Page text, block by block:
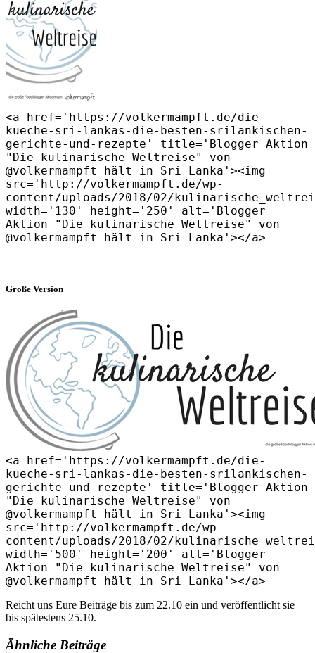
<a href='https://volkermampft.de/die-
kueche-sri-lankas-die-besten-srilankischen-
gerichte-und-rezepte' title='Blogger Aktion
"Die kulinarische Weltreise" von
@volkermampft hält in Sri Lanka'><img
src='http://volkermampft.de/wp-
content/uploads/2018/02/
width='130' height='250' alt='Blogger
Aktion "Die kulinarische Weltreise" von
@volkermampft hält in Sri Lanka'></a>
Große Version
<a href='https://volkermampft.de/die-
kueche-sri-lankas-die-besten-srilankischen-
gerichte-und-rezepte' title='Blogger Aktion
"Die kulinarische Weltreise" von
@volkermampft hält in Sri Lanka'><img
src='http://volkermampft.de/wp-
content/uploads/2018/02/
width='500' height='200' alt='Blogger
Aktion "Die kulinarische Weltreise" von
@volkermampft hält in Sri Lanka'></a>
Reicht uns Eure Beiträge bis zum 22.10 ein und veröffentlicht sie
bis spätestens 25.10.
Ähnliche Beiträge